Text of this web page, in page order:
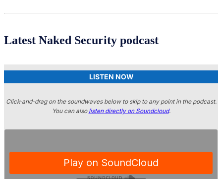
Latest Naked Security podcast
LISTEN NOW
Click-and-drag on the soundwaves below to skip to any point in the podcast.
You can also listen directly on Soundcloud.